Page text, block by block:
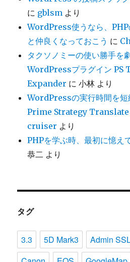
に gblsm より
WordPress使うなら、PHP
と仲良くなっておこう に
タクソノミーの使い勝手を
WordPressプラグイン PS
Expander に小林 より
WordPressの実行時間を短
Prime Strategy Translate
cruiser より
PHPを学ぶ時、最初に憶え
恭二 より
タグ
3.3 5D Mark3 Admin